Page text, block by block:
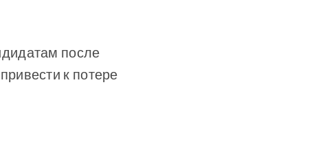
после
к потере